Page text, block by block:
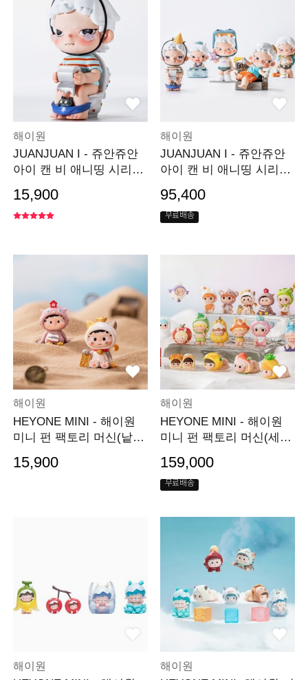
해이원
JUANJUAN I - 쥬안쥬안
아이 캔 비 애니띵 시리즈
15,900
해이원
JUANJUAN I - 쥬안쥬안
아이 캔 비 애니띵 시리즈
95,400
무료배송
해이원
HEYONE MINI - 해이원
미니 펀 팩토리 머신(낱
15,900
해이원
HEYONE MINI - 해이원
미니 펀 팩토리 머신(세
159,000
무료배송
해이원 해이원